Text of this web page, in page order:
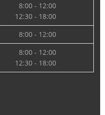
8:00 - 12:00
12:30 - 18:00
8:00 - 12:00
8:00 - 12:00
12:30 - 18:00